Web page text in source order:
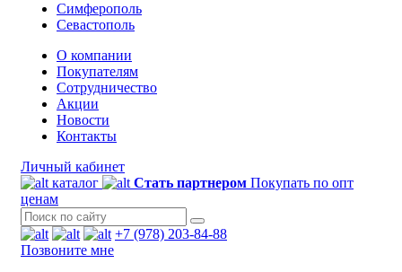
Симферополь
Севастополь
О компании
Покупателям
Сотрудничество
Акции
Новости
Контакты
Личный кабинет
каталог
Стать партнером Покупать по опт
ценам
+7 (978) 203-84-88
Позвоните мне